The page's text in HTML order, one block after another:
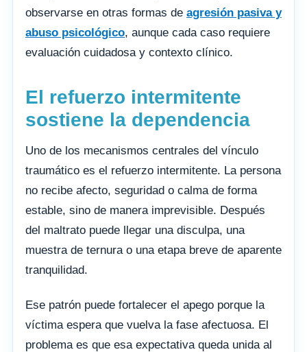
observarse en otras formas de agresión pasiva y
abuso psicológico, aunque cada caso requiere
evaluación cuidadosa y contexto clínico.
El refuerzo intermitente
sostiene la dependencia
Uno de los mecanismos centrales del vínculo
traumático es el refuerzo intermitente. La persona
no recibe afecto, seguridad o calma de forma
estable, sino de manera imprevisible. Después
del maltrato puede llegar una disculpa, una
muestra de ternura o una etapa breve de aparente
tranquilidad.
Ese patrón puede fortalecer el apego porque la
víctima espera que vuelva la fase afectuosa. El
problema es que esa expectativa queda unida al